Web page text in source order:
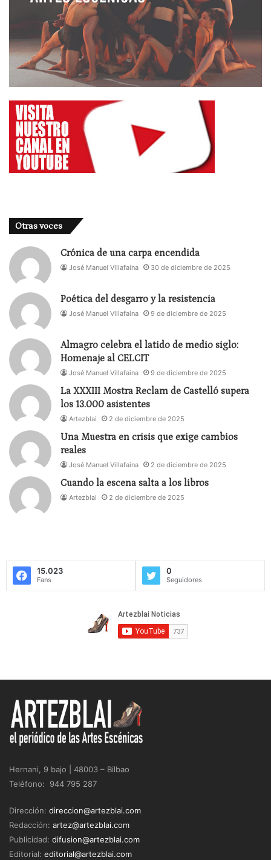
Otras voces
Crónica de una carpa encendida
José Manuel Villafaina 30 de diciembre de 2025
Poética del desgarro y la resistencia
José Manuel Villafaina 9 de diciembre de 2025
Almagro celebra el latido de medio siglo:
Homenaje al CELCIT
José Manuel Villafaina 9 de diciembre de 2025
La XXXIII Mostra Reclam de Castelló supera
los 13.000 asistentes
Artezblai 2 de diciembre de 2025
Una Muestra en crisis que exige cambios
reales
José Manuel Villafaina 2 de diciembre de 2025
Cuando la escena salta a los libros
Artezblai 2 de diciembre de 2025
15.023
Fans
0
Seguidores
Hernani, 9 bajo | 48003 – Bilbao
Teléfono: 944 795 287
Dirección: direccion@artezblai.com
Redacción: artez@artezblai.com
Publicidad: difusion@artezblai.com
Editorial: editorial@artezblai.com